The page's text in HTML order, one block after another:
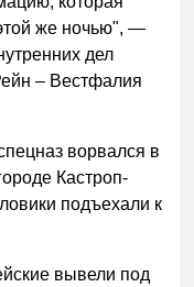
же ночью", —
дел
– Вестфалия
ворвался в
Кастроп-
подъехали к
вывели под